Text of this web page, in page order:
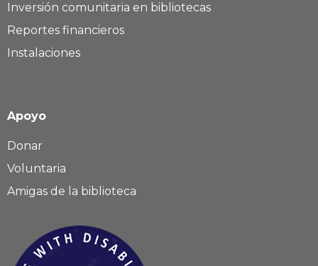
Inversión comunitaria en bibliotecas
Reportes financieros
Instalaciones
Apoyo
Donar
Voluntaria
Amigas de la biblioteca